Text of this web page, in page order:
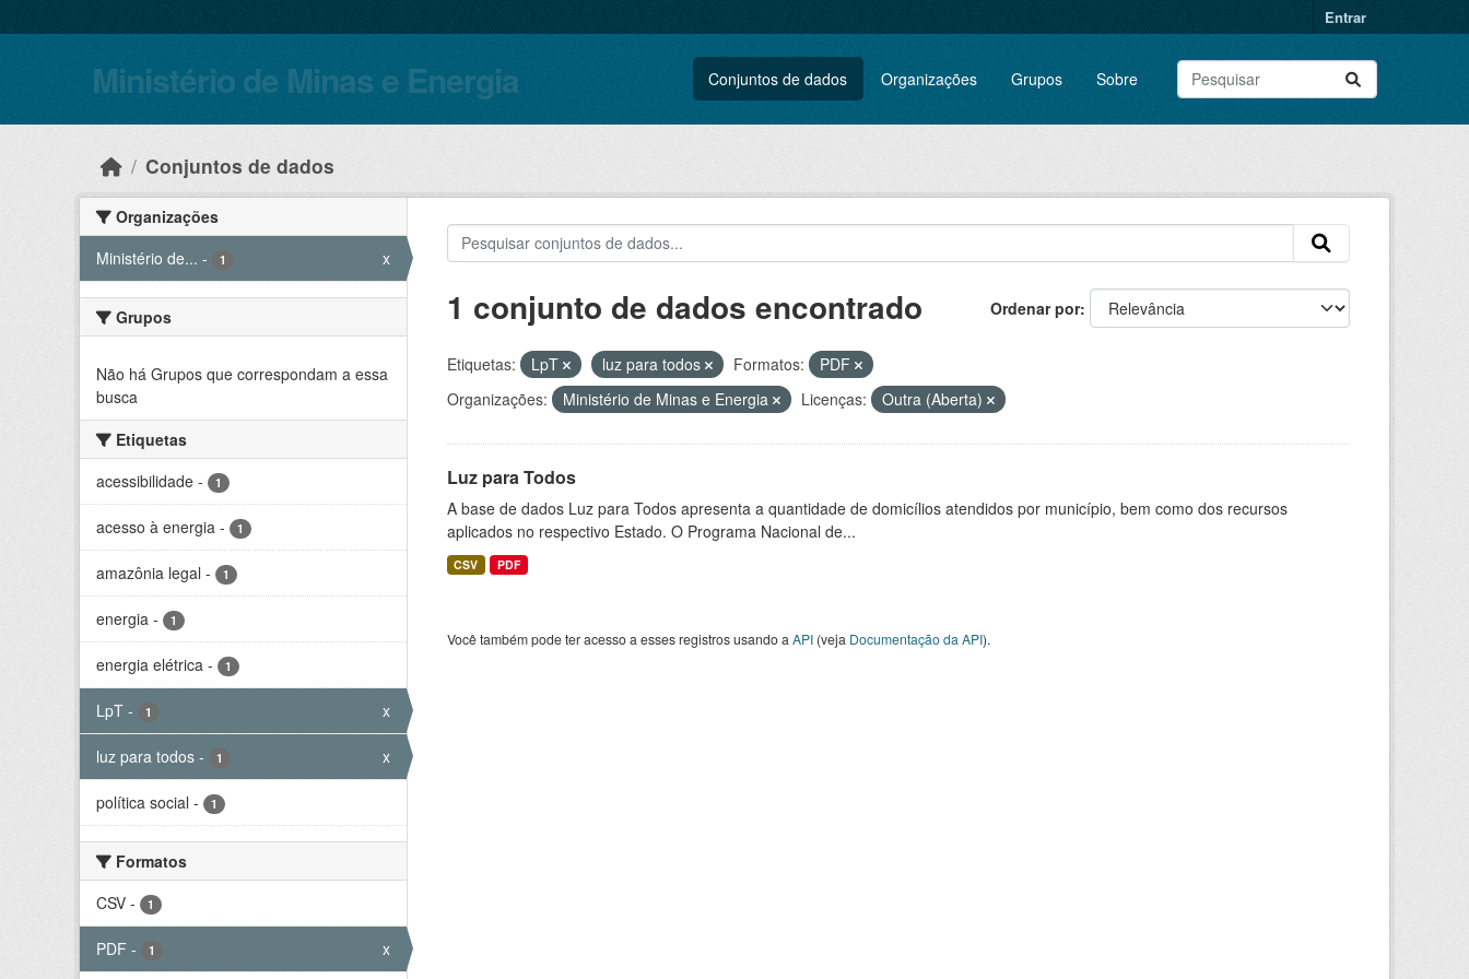
Entrar
Ministério de Minas e Energia Conjuntos de dados Organizações Grupos Sobre
Conjuntos de dados
Organizações
Ministério de... - 1 x
Grupos
Não há Grupos que correspondam a essa
busca
Etiquetas
acessibilidade - 1
acesso à energia - 1
amazônia legal - 1
energia - 1
energia elétrica - 1
LpT - 1 x
luz para todos - 1 x
política social - 1
Formatos
CSV - 1
PDF - 1 x
Ordenar por
1 conjunto de dados encontrado
Etiquetas: LpT luz para todos Formatos:
PDF
Organizações:
Ministério de Minas e Energia Licenças: Outra (Aberta)
Luz para Todos
A base de dados Luz para Todos apresenta a quantidade de domicílios atendidos por município, bem como dos recursos
aplicados no respectivo Estado. O Programa Nacional de...
CSV PDF
Você também pode ter acesso a esses registros usando a API(veja Documentação da API).